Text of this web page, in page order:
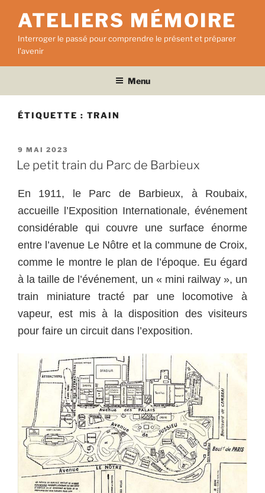
contenu
principal
ATELIERS MÉMOIRE
Interroger le passé pour comprendre le présent et préparer
l'avenir
Menu
ÉTIQUETTE : TRAIN
PUBLIÉ
LE
9 MAI 2023
Le petit train du Parc de Barbieux
En 1911, le Parc de Barbieux, à Roubaix,
accueille l’Exposition Internationale, événement
considérable qui couvre une surface énorme
entre l’avenue Le Nôtre et la commune de Croix,
comme le montre le plan de l’époque. Eu égard
à la taille de l’événement, un « mini railway », un
train miniature tracté par une locomotive à
vapeur, est mis à la disposition des visiteurs
pour faire un circuit dans l’exposition.